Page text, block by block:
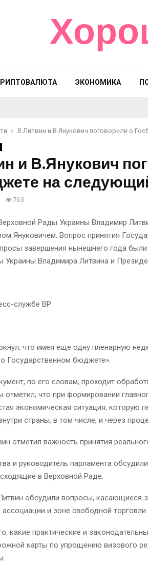
ЭКОНОМИКА
В.Литвин и В.Янукович поговорили о
и В.Янукович
на
763
Рады Украины Владимир
Януковичем. Вопрос принятия
завершения нынешнего года были
Украины Владимира Литвина и
службе ВР.
что имея еще одну пленарную
Государственном бюджете».
по его словам, проходит
отметил, что при формировании
экономическая ситуация, которую
страны, в том числе, и через
отметил важность принятия
и руководитель парламента
в Верховной Раде.
обсудили вопросы, касающиеся
и зоне свободной торговли.
какие практические и
карты по упрощению визового